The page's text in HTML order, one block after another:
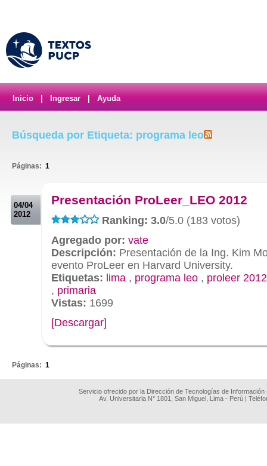
Inicio Ingresar Ayuda
Búsqueda por Etiqueta: programa leo
Páginas: 1
04/04
2012
Presentación ProLeer_LEO 2012
Ranking: 3.0/5.0 (183 votos)
Agregado por: vate
Descripción: Presentación de la Ing. Kim
evento ProLeer en Harvard University.
Etiquetas: lima , programa leo , proleer 2012
, primaria
Vistas: 1699
[Descargar]
Páginas: 1
Servicio ofrecido por la Dirección de Tecnologías de
Av. Universitaria N° 1801, San Miguel, Lima - Perú |